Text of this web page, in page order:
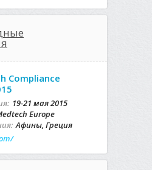
Compliance
19-21 мая 2015
Europe
Афины, Греция